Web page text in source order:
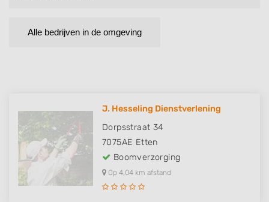
Alle bedrijven in de omgeving
J. Hesseling Dienstverlening
Dorpsstraat 34
7075AE Etten
Boomverzorging
Op 4,04 km afstand